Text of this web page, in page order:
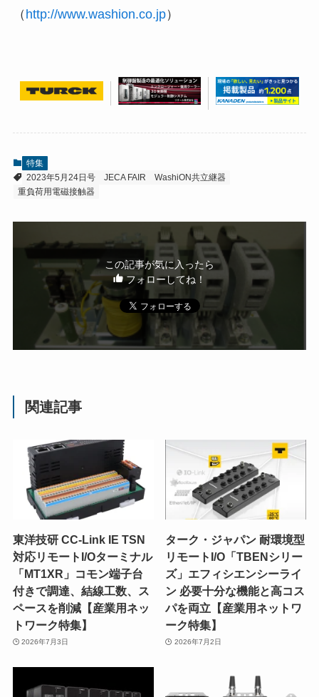
（ http://www.washion.co.jp）
特集
2023年5月24日号
JECA FAIR
WashiON共立継器
重負荷用電磁接触器
この記事が気に入ったら
フォローしてね！
関連記事
東洋技研 CC-Link IE TSN
対応リモートI/Oターミナル
「MT1XR」コモン端子台
付きで調達、結線工数、ス
ペースを削減【産業用ネッ
トワーク特集】
2026年7月3日
ターク・ジャパン 耐環境型
リモートI/O「TBENシリー
ズ」エフィシエンシーライ
ン 必要十分な機能と高コス
パを両立【産業用ネットワ
ーク特集】
2026年7月2日